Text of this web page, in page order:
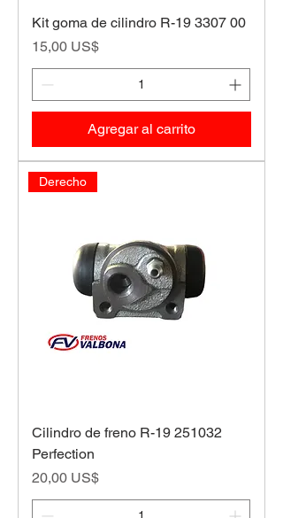
Kit goma de cilindro R-19 3307 00
Precio
15,00 US$
Agregar al carrito
Derecho
Cilindro de freno R-19 251032
Perfection
Precio
20,00 US$